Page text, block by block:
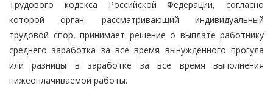
Трудового кодекса Российской Федерации, согласно
которой орган, рассматривающий индивидуальный
трудовой спор, принимает решение о выплате работнику
среднего заработка за все время вынужденного прогула
или разницы в заработке за все время выполнения
нижеоплачиваемой работы.